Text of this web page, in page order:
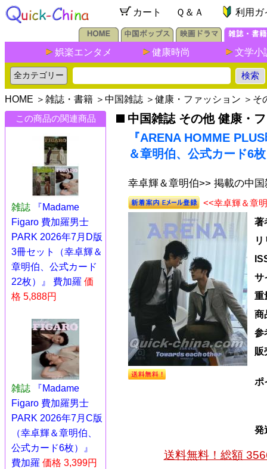
カート Ｑ＆Ａ 利用ガ
娯楽エンタメ 健康時尚 文学小
HOME ＞ 雑誌・書籍 ＞ 中国雑誌 ＞ 健康・ファッション ＞ そ
この商品の関連商品
雑誌
『Madame
Figaro 費加羅男士
PARK 2026年7月D版
3冊セット（幸卓輝＆
章明伯、公式カード
22枚）』 費加羅 価
格 5,888円
雑誌
『Madame
Figaro 費加羅男士
PARK 2026年7月C版
（幸卓輝＆章明伯、
公式カード6枚）』
費加羅 価格 3,399円
中国雑誌 その他 健康・
『ARENA HOMME
＆章明伯、公式カード6
幸卓輝＆章明伯>> 掲載の中
<<幸卓輝＆章
著
サ
重
商
参
販
ポ
発
送料無料！総額